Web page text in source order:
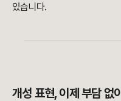
있습니다.
개성 표현, 이제 부담 없이